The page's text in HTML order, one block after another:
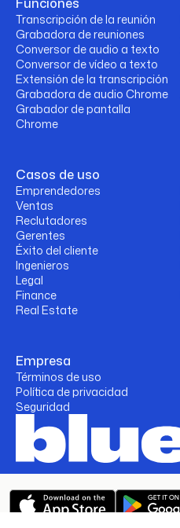
Transcripción de la reunión
Grabadora de reuniones
Conversor de audio a texto
Conversor de vídeo a texto
Extensión de la transcripción
Grabadora de audio Chrome
Grabador de pantalla
Chrome
Casos de uso
Emprendedores
Ventas
Reclutadores
Gerentes
Éxito del cliente
Ingenieros
Legal
Finance
Real Estate
Empresa
Términos de uso
Política de privacidad
Seguridad